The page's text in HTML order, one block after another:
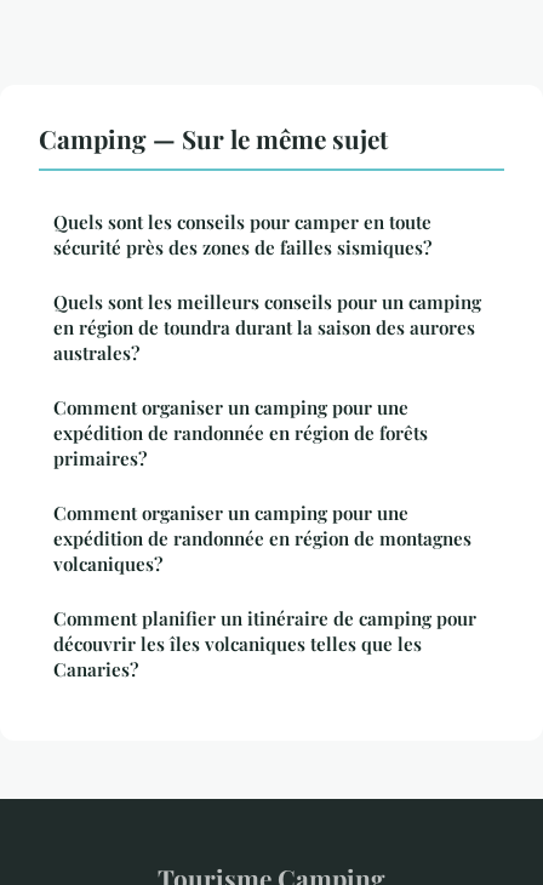
Camping — Sur le même sujet
Quels sont les conseils pour camper en toute
sécurité près des zones de failles sismiques?
Quels sont les meilleurs conseils pour un camping
en région de toundra durant la saison des aurores
australes?
Comment organiser un camping pour une
expédition de randonnée en région de forêts
primaires?
Comment organiser un camping pour une
expédition de randonnée en région de montagnes
volcaniques?
Comment planifier un itinéraire de camping pour
découvrir les îles volcaniques telles que les
Canaries?
Tourisme Camping